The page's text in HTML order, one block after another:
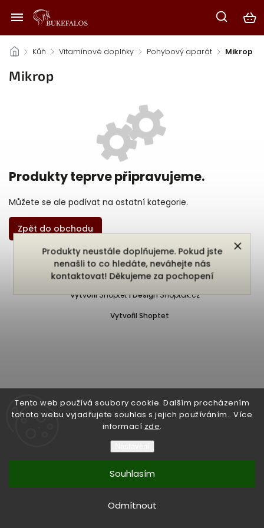
Tento web používá soubory cookie. Dalším procházením
tohoto webu vyjadřujete souhlas s jejich používáním.. Více
informací zde.
Odmítnout
Souhlasím
Produkty neustále doplňujeme. Pokud jste
nenašli to co hledáte, neváhejte nás
kontaktovat! Děkujeme za pochopení
/ Kůň / Vitamínové doplňky / Pohybový aparát / Mikrop
Mikrop
Produkty teprve připravujeme.
Můžete se ale podívat na ostatní kategorie.
Zpět do obchodu
Vytvořil Shoptet
Copyright 2026Bukefalos. Všechna práva vyhrazena.
Vytvořil Shoptet | Design Shoptak.cz